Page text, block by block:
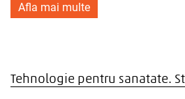
Afla mai multe
Tehnologie pentru sanatate.